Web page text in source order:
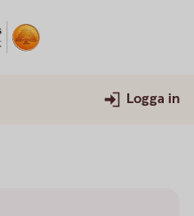
Logga in